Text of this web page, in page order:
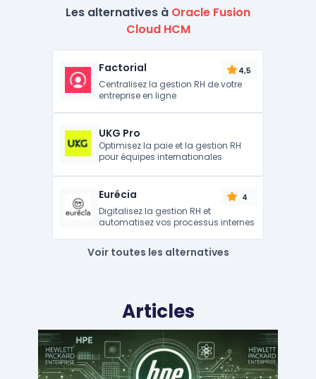
Les alternatives à Oracle Fusion
Cloud HCM
Factorial 4,5
Centralisez la gestion RH de votre
entreprise en ligne
UKG Pro
Optimisez la paie et la gestion RH
pour équipes internationales
Eurécia 4
Digitalisez la gestion RH et
automatisez vos processus internes
Voir toutes les alternatives
Articles